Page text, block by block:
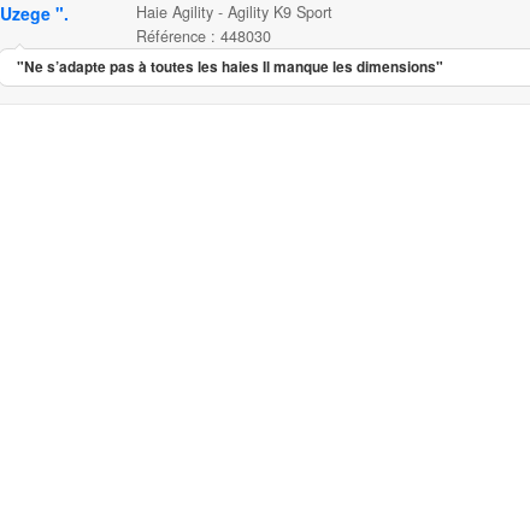
Uzege ".
Haie Agility - Agility K9 Sport
Référence : 448030
"Ne s’adapte pas à toutes les haies Il manque les dimensions"